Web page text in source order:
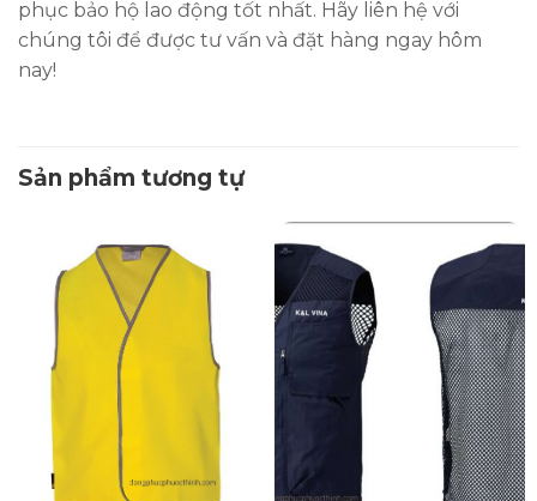
phục bảo hộ lao động tốt nhất. Hãy liên hệ với
chúng tôi để được tư vấn và đặt hàng ngay hôm
nay!
Sản phẩm tương tự